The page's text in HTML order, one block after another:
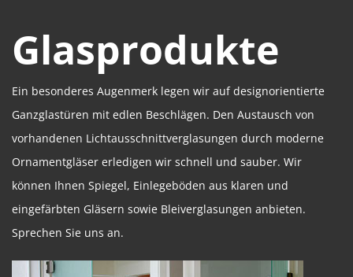
Glasprodukte
Ein besonderes Augenmerk legen wir auf designorientierte
Ganzglastüren mit edlen Beschlägen. Den Austausch von
vorhandenen Lichtausschnittverglasungen durch moderne
Ornamentgläser erledigen wir schnell und sauber. Wir
können Ihnen Spiegel, Einlegeböden aus klaren und
eingefärbten Gläsern sowie Bleiverglasungen anbieten.
Sprechen Sie uns an.